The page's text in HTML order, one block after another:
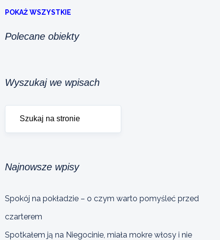
POKAŻ WSZYSTKIE
Polecane obiekty
Wyszukaj we wpisach
Najnowsze wpisy
Spokój na pokładzie – o czym warto pomyśleć przed
czarterem
Spotkałem ją na Niegocinie, miała mokre włosy i nie